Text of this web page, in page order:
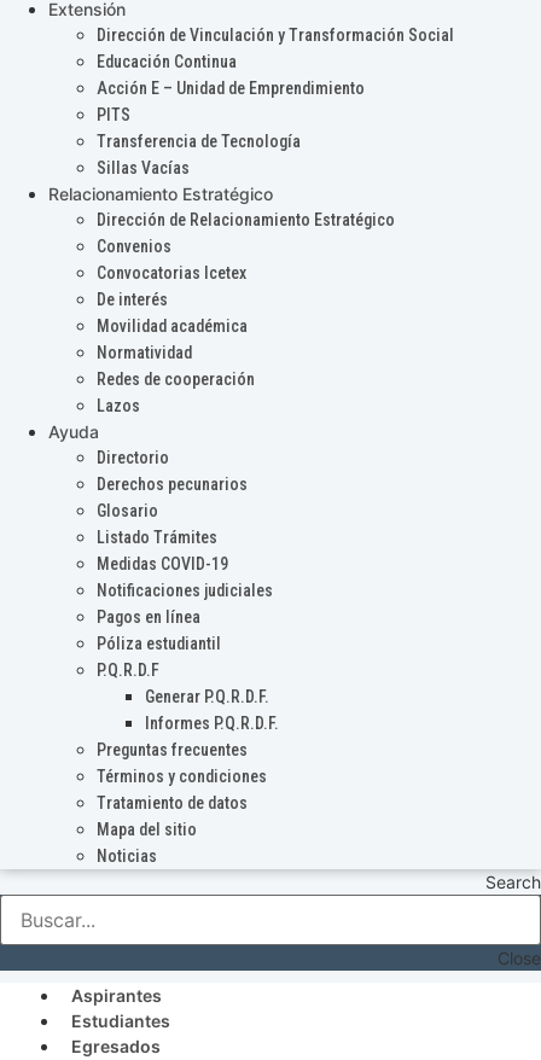
Extensión
Dirección de Vinculación y Transformación Social
Educación Continua
Acción E – Unidad de Emprendimiento
PITS
Transferencia de Tecnología
Sillas Vacías
Relacionamiento Estratégico
Dirección de Relacionamiento Estratégico
Convenios
Convocatorias Icetex
De interés
Movilidad académica
Normatividad
Redes de cooperación
Lazos
Ayuda
Directorio
Derechos pecunarios
Glosario
Listado Trámites
Medidas COVID-19
Notificaciones judiciales
Pagos en línea
Póliza estudiantil
P.Q.R.D.F
Generar P.Q.R.D.F.
Informes P.Q.R.D.F.
Preguntas frecuentes
Términos y condiciones
Tratamiento de datos
Mapa del sitio
Noticias
Search
Close
Aspirantes
Estudiantes
Egresados